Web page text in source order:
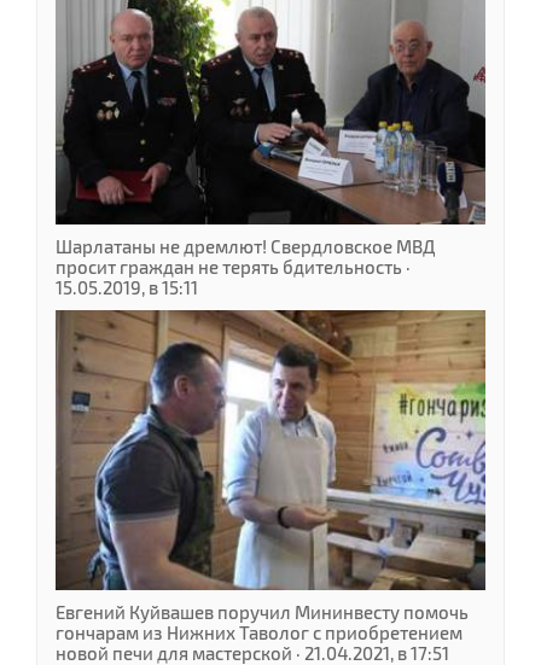
Шарлатаны не дремлют! Свердловское МВД
просит граждан не терять бдительность ·
15.05.2019, в 15:11
Евгений Куйвашев поручил Мининвесту помочь
гончарам из Нижних Таволог с приобретением
новой печи для мастерской · 21.04.2021, в 17:51